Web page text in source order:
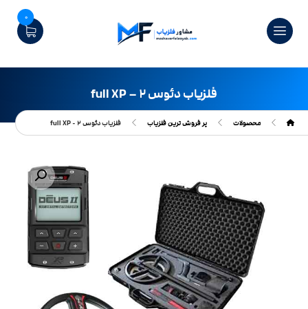
0
فلزیاب دئوس ۲ – full XP
محصولات پر فروش ترین فلزیاب فلزیاب دئوس ۲ - full XP
بزرگنمایی تصویر